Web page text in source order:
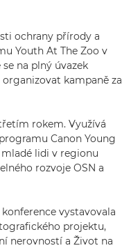
ochrany přírody a
Youth At The Zoo v
na plný úvazek
kampaně za
rokem. Využívá
Canon Young
lidi v regionu
rozvoje OSN a
vystavovala
projektu,
nerovností a Život na